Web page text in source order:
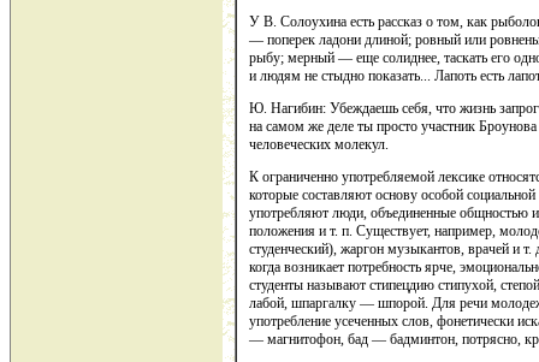
У В. Солоухина есть рассказ о том, как
— поперек ладони длиной; ровный или
рыбу; мерный — еще солиднее, таскать его
и людям не стыдно показать... Лапоть есть
Ю. Нагибин: Убеждаешь себя, что жизнь
на самом же деле ты просто участник
человеческих молекул.
К ограниченно употребляемой лексике
которые составляют основу особой
употребляют люди, объединенные общностью
положения и т. п. Существует, например,
студенческий), жаргон музыкантов, врачей и
когда возникает потребность ярче,
студенты называют стипецдию стипухой,
лабой, шпаргалку — шпорой. Для речи
употребление усеченных слов, фонетически
— магнитофон, бад — бадминтон, потрясно,